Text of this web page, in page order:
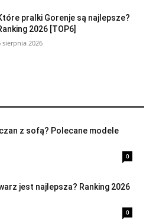
pralki Gorenje są najlepsze?
2026 [TOP6]
sierpnia 2026
z sofą? Polecane modele
0
jest najlepsza? Ranking 2026
0